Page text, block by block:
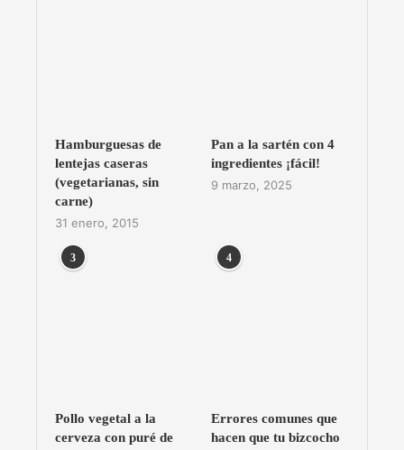
Hamburguesas de
lentejas caseras
(vegetarianas, sin
carne)
31 enero, 2015
Pan a la sartén con 4
ingredientes ¡fácil!
9 marzo, 2025
3
Pollo vegetal a la
cerveza con puré de
4
Errores comunes que
hacen que tu bizcocho